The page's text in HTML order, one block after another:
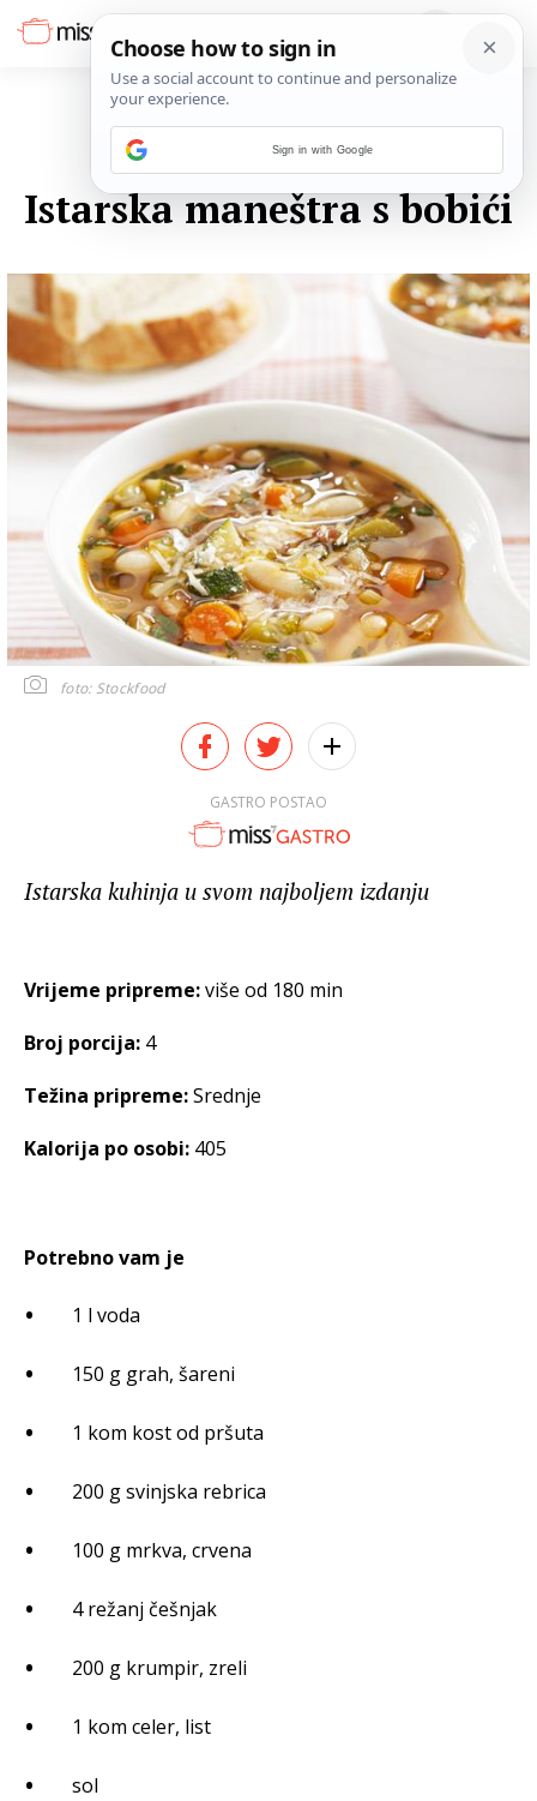
Istarska maneštra s bobići
foto: Stockfood
GASTRO POSTAO
Istarska kuhinja u svom najboljem izdanju
Vrijeme pripreme:više od 180 min
Broj porcija: 4
Težina pripreme:Srednje
Kalorija po osobi: 405
Potrebno vam je
1 l voda
150 g grah, šareni
1 kom kost od pršuta
200 g svinjska rebrica
100 g mrkva, crvena
4 režanj češnjak
200 g krumpir, zreli
1 kom celer, list
sol
Sign in with Google